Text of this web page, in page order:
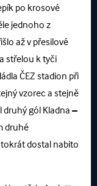
po krosové
jednoho z
až v přesilové
střelou k tyči
ČEZ stadion při
vzorec a stejně
gól Kladna –
druhé
dostal nabito